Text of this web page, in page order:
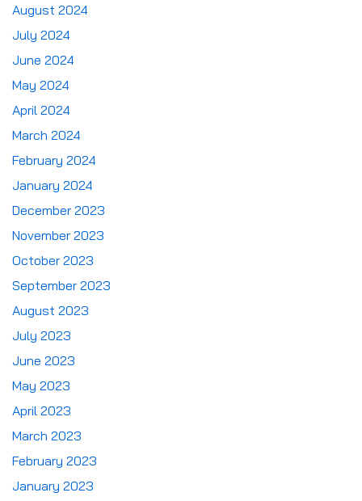
August 2024
July 2024
June 2024
May 2024
April 2024
March 2024
February 2024
January 2024
December 2023
November 2023
October 2023
September 2023
August 2023
July 2023
June 2023
May 2023
April 2023
March 2023
February 2023
January 2023